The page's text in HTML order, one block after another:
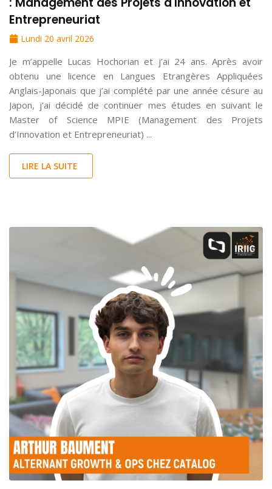
Entrepreneuriat
Lundi 20 avril 2026
Je m’appelle Lucas Hochorian et j’ai 24 ans. Après avoir
obtenu une licence en Langues Etrangères Appliquées
Anglais-Japonais que j’ai complété par une année césure au
Japon, j'ai décidé de continuer mes études en suivant le
Master of Science MPIE (Management des Projets
d’Innovation et Entrepreneuriat) ...
LIRE LA SUITE